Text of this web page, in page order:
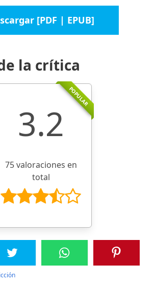
[PDF | EPUB]
la crítica
POPULAR
3.2
75 valoraciones en
total